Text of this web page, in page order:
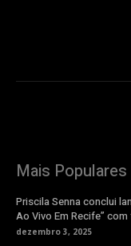
Mais Populares
Priscila Senna conclui
Ao Vivo Em Recife”
dezembro 3, 2025